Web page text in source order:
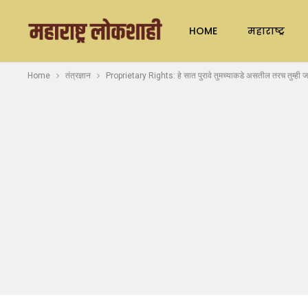
HOME महाराष्ट्र
Home तंत्रज्ञान Proprietary Rights: हे सात पुरावे तुमच्याकडे असतील तरच तुम्ही